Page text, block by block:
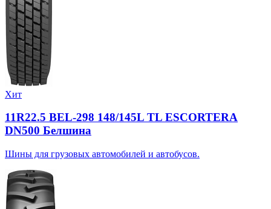
Хит
11R22.5 BEL-298 148/145L TL ESCORTERA
DN500 Белшина
Шины для грузовых автомобилей и автобусов.